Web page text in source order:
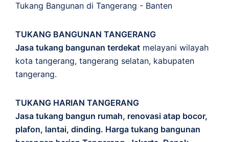
Tukang Bangunan di Tangerang - Banten
TUKANG BANGUNAN TANGERANG
Jasa tukang bangunan terdekat melayani wilayah
kota tangerang, tangerang selatan, kabupaten
tangerang.
TUKANG HARIAN TANGERANG
Jasa tukang bangun rumah, renovasi atap bocor,
plafon, lantai, dinding. Harga tukang bangunan